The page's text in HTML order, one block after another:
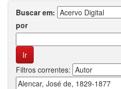
Buscar em:
por
Filtros correntes: